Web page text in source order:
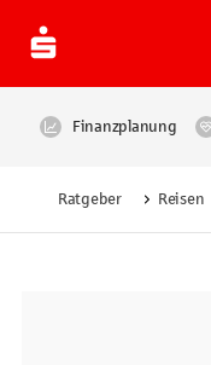
Finanzplanung
Ratgeber Reisen